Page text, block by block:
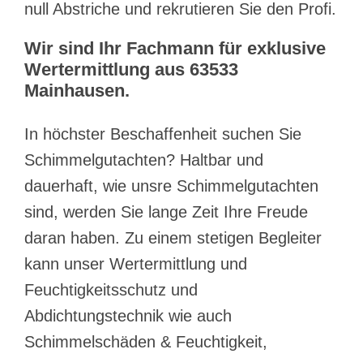
null Abstriche und rekrutieren Sie den Profi.
Wir sind Ihr Fachmann für exklusive
Wertermittlung aus 63533
Mainhausen.
In höchster Beschaffenheit suchen Sie
Schimmelgutachten? Haltbar und
dauerhaft, wie unsre Schimmelgutachten
sind, werden Sie lange Zeit Ihre Freude
daran haben. Zu einem stetigen Begleiter
kann unser Wertermittlung und
Feuchtigkeitsschutz und
Abdichtungstechnik wie auch
Schimmelschäden & Feuchtigkeit,